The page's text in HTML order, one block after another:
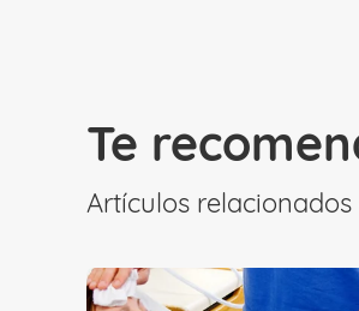
Te
Artículos relacionados